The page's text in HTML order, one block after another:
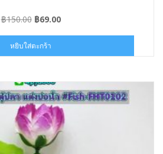
฿150.00 Original
was:
฿150.00.
฿69.00Current
฿69.00.
หยิบใส่ตะกร้า